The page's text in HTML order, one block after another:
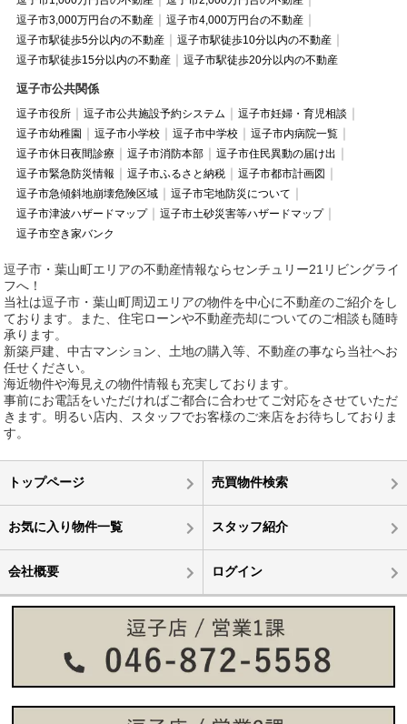
逗子市3,000万円台の不動産
逗子市4,000万円台の不動産
逗子市駅徒歩5分以内の不動産
逗子市駅徒歩10分以内の不動産
逗子市駅徒歩15分以内の不動産
逗子市駅徒歩20分以内の不動産
逗子市公共関係
逗子市役所 逗子市公共施設予約システム
逗子市妊婦・育児相談
逗子市幼稚園
逗子市小学校 逗子市中学校
逗子市内病院一覧
逗子市休日夜間診療
逗子市消防本部
逗子市住民異動の届け出
逗子市緊急防災情報
逗子市ふるさと納税
逗子市都市計画図
逗子市急傾斜地崩壊危険区域
逗子市宅地防災について
逗子市津波ハザードマップ
逗子市土砂災害等ハザードマップ
逗子市空き家バンク
逗子市・葉山町エリアの不動産情報ならセンチュリー21リビングライ
フへ！
当社は逗子市・葉山町周辺エリアの物件を中心に不動産のご紹介をし
ております。また、住宅ローンや不動産売却についてのご相談も随時
承ります。
新築戸建、中古マンション、土地の購入等、不動産の事なら当社へお
任せください。
海近物件や海見えの物件情報も充実しております。
事前にお電話をいただければご都合に合わせてご対応をさせていただ
きます。明るい店内、スタッフでお客様のご来店をお待ちしておりま
す。
トップページ 売買物件検索
お気に入り物件一覧 スタッフ紹介
会社概要 ログイン